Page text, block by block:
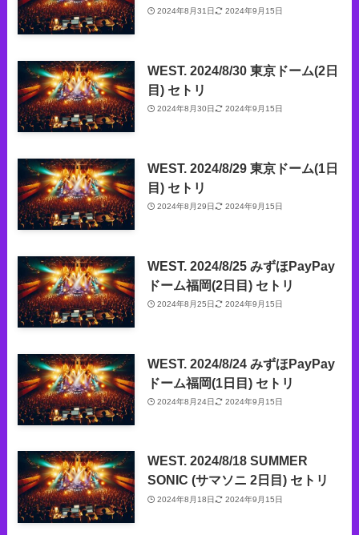
2024年8月31日 2024年9月15日
WEST. 2024/8/30 東京ドーム(2日
目) セトリ
2024年8月30日 2024年9月15日
WEST. 2024/8/29 東京ドーム(1日
目) セトリ
2024年8月29日 2024年9月15日
WEST. 2024/8/25 みずほPayPay
ドーム福岡(2日目) セトリ
2024年8月25日 2024年9月15日
WEST. 2024/8/24 みずほPayPay
ドーム福岡(1日目) セトリ
2024年8月24日 2024年9月15日
WEST. 2024/8/18 SUMMER
SONIC (サマソニ 2日目) セトリ
2024年8月18日 2024年9月15日